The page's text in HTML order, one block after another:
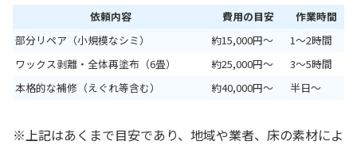
依頼内容 費用の目安
作業時間
部分リペア（小規模なシミ）
約15,000円〜
1〜2時間
ワックス剥離・全体再塗布（6畳）
約25,000円〜
3〜5時間
本格的な補修（えぐれ等含む）
約40,000円〜 半日〜
※上記はあくまで目安であり、地域や業者、床の素材によ